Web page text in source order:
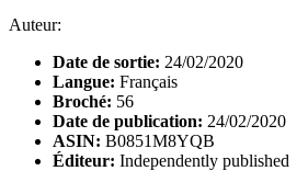
Auteur:
Date de sortie: 24/02/2020
Langue: Français
Broché: 56
Date de publication: 24/02/2020
ASIN: B0851M8YQB
Éditeur: Independently published